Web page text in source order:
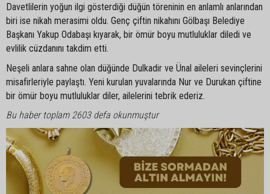
Davetlilerin yoğun ilgi gösterdiği düğün töreninin en anlamlı anlarından
biri ise nikah merasimi oldu. Genç çiftin nikahını Gölbaşı Belediye
Başkanı Yakup Odabaşı kıyarak, bir ömür boyu mutluluklar diledi ve
evlilik cüzdanını takdim etti.
Neşeli anlara sahne olan düğünde Dulkadir ve Ünal aileleri sevinçlerini
misafirleriyle paylaştı. Yeni kurulan yuvalarında Nur ve Durukan çiftine
bir ömür boyu mutluluklar diler, ailelerini tebrik ederiz.
Bu haber toplam 2603 defa okunmuştur